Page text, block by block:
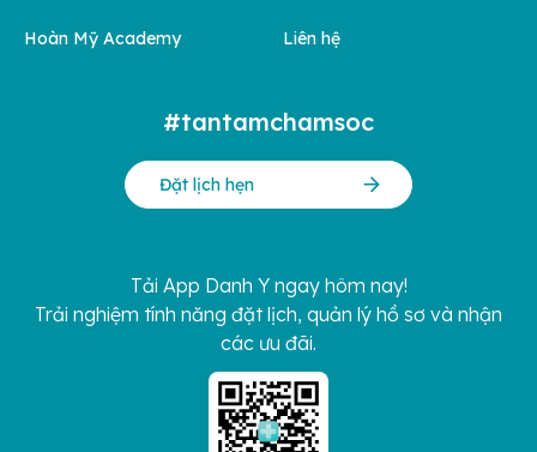
Hoàn Mỹ Academy Liên hệ
#tantamchamsoc
Đặt lịch hẹn
Tải App Danh Y ngay hôm nay!
Trải nghiệm tính năng đặt lịch, quản lý hồ sơ và nhận
các ưu đãi.